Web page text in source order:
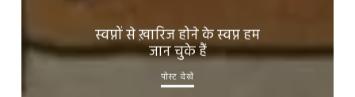
स्वप्नों से ख़ारिज होने के स्वप्न हम
जान चुके हैं
पोस्ट देखें